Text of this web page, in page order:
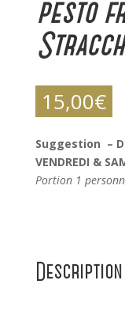
pesto
15,00€
Suggestion –
VENDREDI &
Portion 1
Description